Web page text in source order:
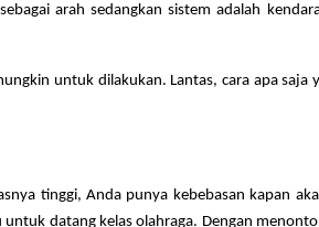
arah sedangkan sistem adalah
untuk dilakukan. Lantas, cara apa
tinggi, Anda punya kebebasan kapan
datang kelas olahraga. Dengan